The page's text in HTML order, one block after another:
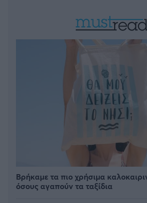
Βρήκαμε τα πιο χρήσιμα
όσους αγαπούν τα ταξίδια